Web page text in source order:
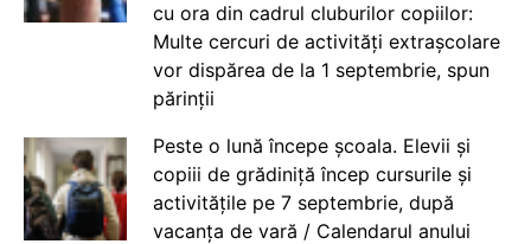
cu ora din cadrul cluburilor copiilor:
Multe cercuri de activități extrașcolare
vor dispărea de la 1 septembrie, spun
părinții
Peste o lună începe școala. Elevii și
copiii de grădiniță încep cursurile și
activitățile pe 7 septembrie, după
vacanța de vară / Calendarul anului